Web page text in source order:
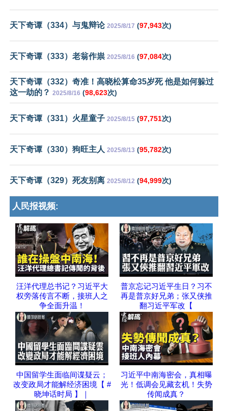
天下奇谭（334）与鬼辩论 2025/8/17 (97,943次)
天下奇谭（333）老翁作祟 2025/8/16 (97,084次)
天下奇谭（332）奇准！高晓松算命35岁死 他是如何躲过
这一劫的？ 2025/8/16 (98,623次)
天下奇谭（331）火星童子 2025/8/15 (97,751次)
天下奇谭（330）狗旺主人 2025/8/13 (95,782次)
天下奇谭（329）死友别离 2025/8/12 (94,999次)
人民报视频:
汪洋代理总书记？习近平大
权旁落传言不断，接班人之
争全面升温！
普京忘记习近平生日？习不
再是普京好兄弟；张又侠推
翻习近平军改【
中国留学生面临间谍疑云；
改变政局才能解经济困境【 #
晓坤话时局 】｜
习近平中南海密会，真相曝
光！低调会见藏玄机！失势
传闻成真？